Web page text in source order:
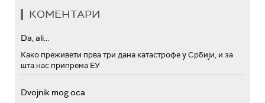
КОМЕНТАРИ
Da, ali...
Како преживети прва три дана катастрофе у Србији, и за
шта нас припрема ЕУ
Dvojnik mog oca